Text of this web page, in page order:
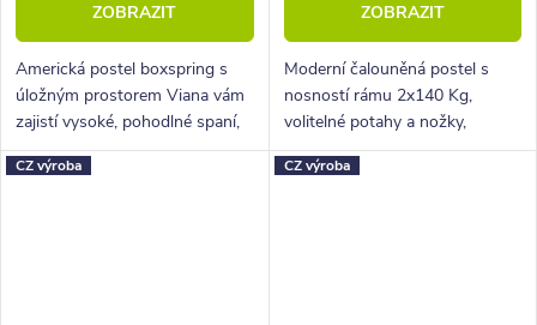
ZOBRAZIT
Americká postel boxspring s
úložným prostorem Viana vám
zajistí vysoké, pohodlné spaní,
úložný prostor i krásný
designový prvek do vaší
ZOBRAZIT
Moderní čalouněná postel s
nosností rámu 2x140 Kg,
volitelné potahy a nožky,
hluboký úložný prostor.
CZ výroba CZ výroba